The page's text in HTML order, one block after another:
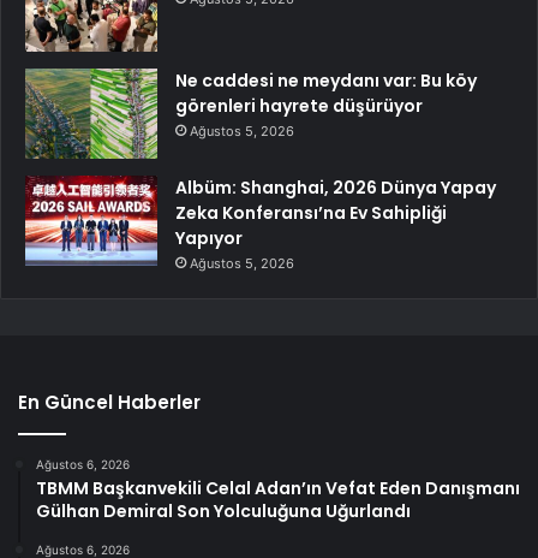
Ne caddesi ne meydanı var: Bu köy
görenleri hayrete düşürüyor
Ağustos 5, 2026
Albüm: Shanghai, 2026 Dünya Yapay
Zeka Konferansı’na Ev Sahipliği
Yapıyor
Ağustos 5, 2026
En Güncel Haberler
Ağustos 6, 2026
TBMM Başkanvekili Celal Adan’ın Vefat Eden Danışmanı
Gülhan Demiral Son Yolculuğuna Uğurlandı
Ağustos 6, 2026